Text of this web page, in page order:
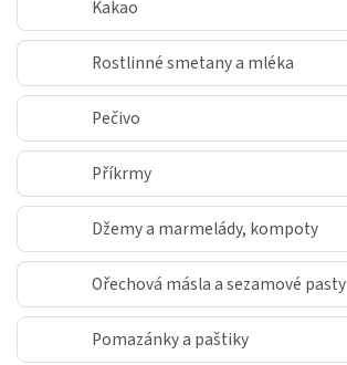
Kakao
Rostlinné smetany a mléka
Pečivo
Příkrmy
Džemy a marmelády, kompoty
Ořechová másla a sezamové pasty
Pomazánky a paštiky